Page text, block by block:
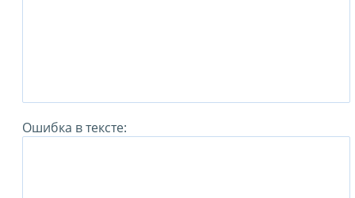
Ошибка в тексте: